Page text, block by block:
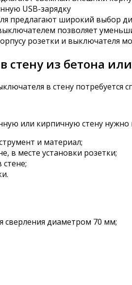
стену из бетона
в стену потребуется
или кирпичную стену
и материал;
в месте установки розетки;
стене;
сверления диаметром 70 мм;